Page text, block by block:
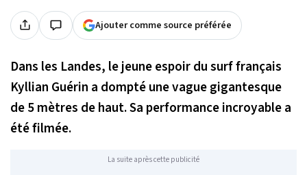
Ajouter comme source préférée
Dans les Landes, le jeune espoir du surf français
Kyllian Guérin a dompté une vague gigantesque
de 5 mètres de haut. Sa performance incroyable a
été filmée.
La suite après cette publicité